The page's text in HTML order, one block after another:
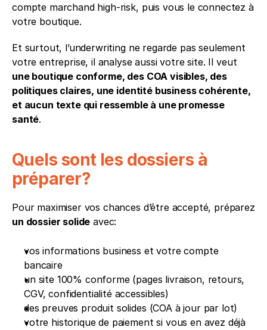
compte marchand high-risk, puis vous le connectez à
votre boutique.
Et surtout, l’underwriting ne regarde pas seulement
votre entreprise, il analyse aussi votre site. Il veut
une boutique conforme, des COA visibles, des
politiques claires, une identité business cohérente,
et aucun texte qui ressemble à une promesse
santé.
Quels sont les dossiers à
préparer?
un dossier solide avec:
vos informations business et votre compte
bancaire
un site 100% conforme (pages livraison, retours,
CGV, confidentialité accessibles)
des preuves produit solides (COA à jour par lot)
votre historique de paiement si vous en avez déjà